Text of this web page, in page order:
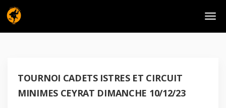
TOURNOI CADETS ISTRES ET CIRCUIT
MINIMES CEYRAT DIMANCHE 10/12/23